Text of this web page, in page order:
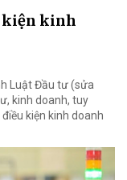
kiện kinh
Luật Đầu tư (sửa
kinh doanh, tuy
kiện kinh doanh